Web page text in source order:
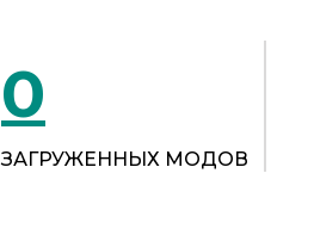
0
ЗАГРУЖЕННЫХ МОДОВ